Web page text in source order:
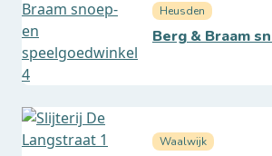
Heusden
Berg & Braam
Waalwijk